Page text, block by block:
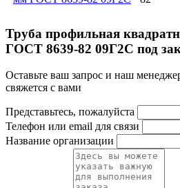
Труба профильная
ГОСТ 8639-82 09Г2С под
Оставьте ваш запрос и наш
свяжется с вами
Представьтесь, пожалуйста
Телефон или email для связи
Название организации